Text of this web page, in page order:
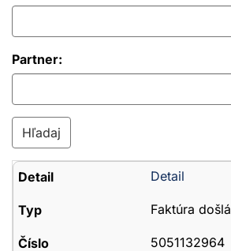
Partner:
Detail
Faktúra došlá
5051132964